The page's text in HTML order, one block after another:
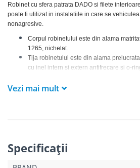
Robinet cu sfera patrata DADO si filete
poate fi utilizat in instalatiile in care se
nonagresive.
Corpul robinetului este din alama
1265, nichelat.
Tija robinetului este din alama
cu inel intern si extern antifrecare si o-
Robinetul are garnituri din PTFE
Vezi mai mult
Specificaţii